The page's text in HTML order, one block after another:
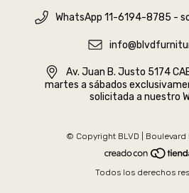
WhatsApp 11-6194-8785 -
Av. Juan B. Justo 5174
martes a sábados
solicitada a nuestro
© Copyright BLVD |
Todos los derechos